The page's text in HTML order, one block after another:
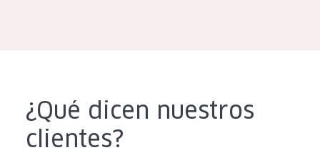
Piel menopáusica
EDAD
¿Qué dicen nuestros
clientes?